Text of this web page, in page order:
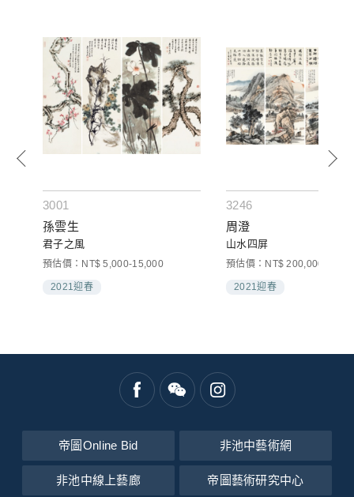
3001
孫雲生
君子之風
預估價：NT$ 5,000-15,000
2021迎春
3246
周澄
山水四屏
預估價：NT$ 200,000-
2021迎春
帝圖Online Bid 非池中藝術網
非池中線上藝廊 帝圖藝術研究中心